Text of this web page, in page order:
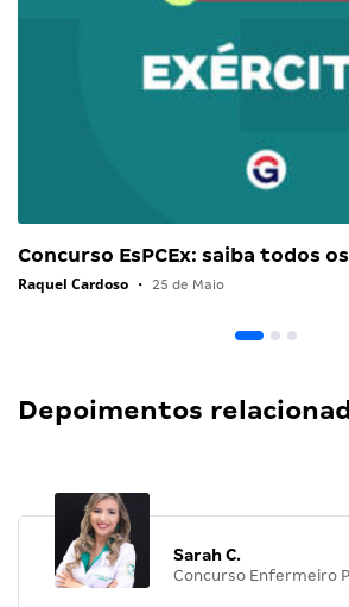
Concurso EsPCEx: saiba todos
Raquel Cardoso • 25 de Maio
Depoimentos
Sarah C.
Concurso Enfermeiro